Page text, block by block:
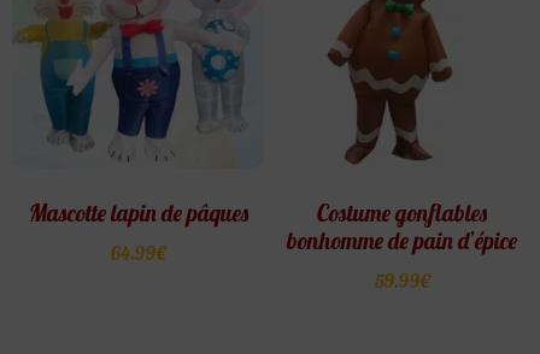
Mascotte lapin de pâques
64.99€
Costume gonflables
bonhomme de pain d’épice
59.99€